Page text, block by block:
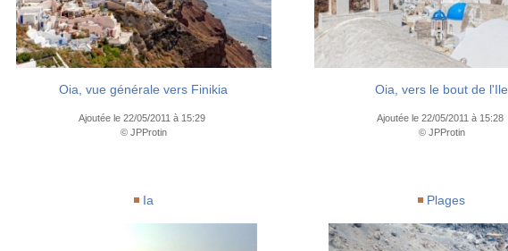
Oia, vue générale vers Finikia
Ajoutée le 22/05/2011 à 15:29
© JPProtin
Oia, vers le bout de l'Ile
Ajoutée le 22/05/2011 à 15:28
© JPProtin
Ia Plages